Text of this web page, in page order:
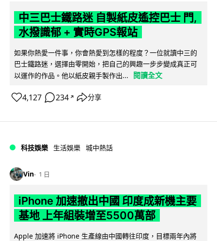
中三巴士鐵路迷 自製紙皮遙控巴士 門,
水撥識郁 + 實時GPS報站
如果你熱愛一件事，你會熱愛到怎樣的程度？一位就讀中三的
巴士鐵路迷，選擇由零開始，把自己的興趣一步步變成真正可
以運作的作品。他以紙皮親手製作出...
閱讀全文
4,127 234 ↗ 分享
科技娛樂 生活娛樂 城中熱話
Vin 1 日
iPhone 加速撤出中國 印度成新機主要
基地 上年組裝增至5500萬部
Apple 加速將 iPhone 生產線由中國轉往印度，目標兩年內將